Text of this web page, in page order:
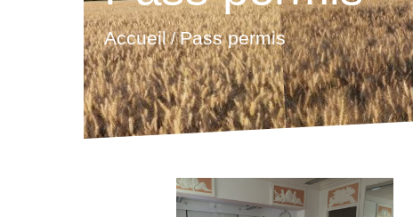
Accueil/Pass permis